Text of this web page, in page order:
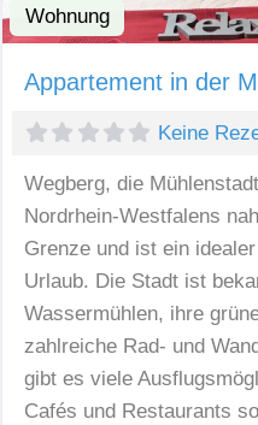
Wohnung
Appartement in der
Keine
Wegberg, die
Nordrhein-Westfalens
Grenze und ist ein
Urlaub. Die Stadt ist
Wassermühlen, ihre
zahlreiche Rad- und
gibt es viele
Cafés und Restaurants